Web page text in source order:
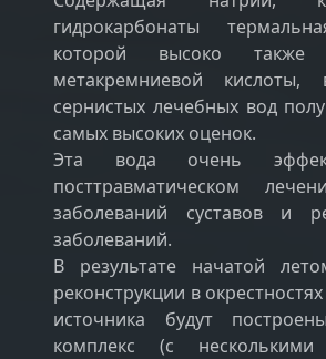
гидрокарбонаты
которой высоко также
метакремниевой кислоты,
сернистых лечебных вод
самых высоких оценок.
Эта вода очень
посттравматическом
заболеваний суставов и
заболеваний.
В результате начатой
реконструкции в
источника будут
комплекс (с несколькими